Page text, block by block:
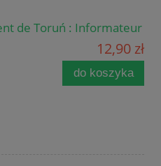
de Toruń : Informateur
12,90 zł
do koszyka